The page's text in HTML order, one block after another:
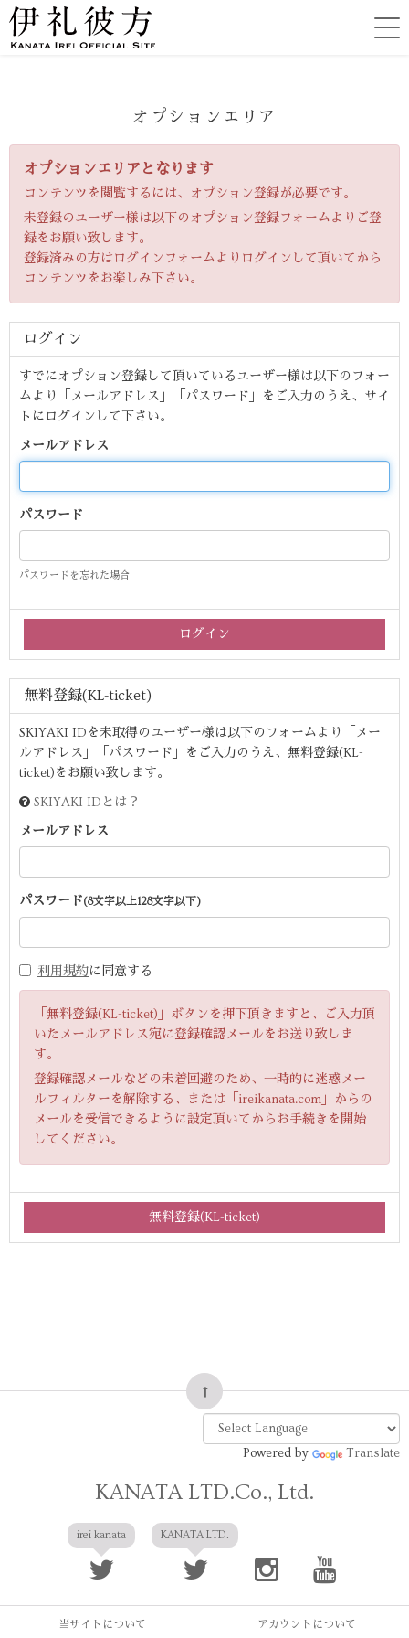
オプションエリア
オプションエリアとなります
コンテンツを閲覧するには、オプション登録が必要です。
未登録のユーザー様は以下のオプション登録フォームよりご登
録をお願い致します。
登録済みの方はログインフォームよりログインして頂いてから
コンテンツをお楽しみ下さい。
ログイン
すでにオプション登録して頂いているユーザー様は以下のフォー
ムより「メールアドレス」「パスワード」をご入力のうえ、サイ
トにログインして下さい。
メールアドレス
パスワード
パスワードを忘れた場合
無料登録(KL-ticket)
SKIYAKI IDを未取得のユーザー様は以下のフォームより「メー
ルアドレス」「パスワード」をご入力のうえ、無料登録(KL-
ticket)をお願い致します。
SKIYAKI IDとは？
メールアドレス
パスワード(8文字以上128文字以下)
利用規約に同意する
「無料登録(KL-ticket)」ボタンを押下頂きますと、ご入力頂
いたメールアドレス宛に登録確認メールをお送り致しま
す。
登録確認メールなどの未着回避のため、一時的に迷惑メー
ルフィルターを解除する、または「ireikanata.com」からの
メールを受信できるように設定頂いてからお手続きを開始
してください。
Powered by Translate
KANATA LTD.Co., Ltd.
irei kanata KANATA LTD.
当サイトについて アカウントについて